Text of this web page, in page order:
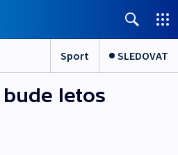
Sport SLEDOVAT
bude letos